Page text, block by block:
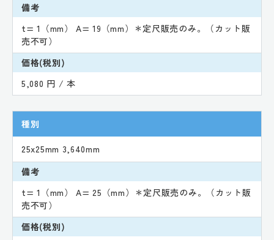
備考
t= 1（mm） A= 19（mm）＊定尺販売のみ。（カット販
売不可）
価格(税別)
5,080 円 / 本
種別
25x25mm 3,640mm
備考
t= 1（mm） A= 25（mm）＊定尺販売のみ。（カット販
売不可）
価格(税別)